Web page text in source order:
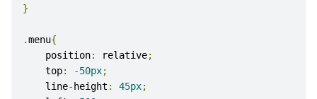
}
.menu{
    position
: relative;
    top
: -50px;
    line
- height : 45px;